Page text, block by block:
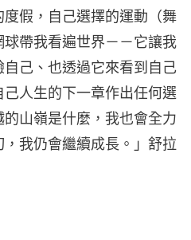
假，自己選擇的運動（舞
帶我看遍世界－－它讓我
己、也透過它來看到自己
人生的下一章作出任何選
山嶺是什麼，我也會全力
我仍會繼續成長。」舒拉